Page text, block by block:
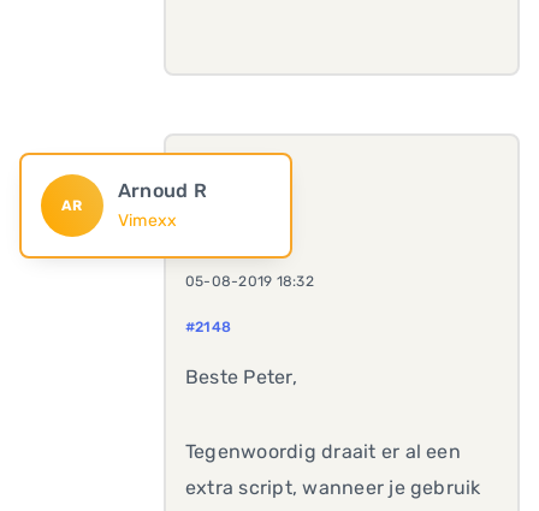
AR
Arnoud R
Vimexx
05-08-2019 18:32
#2148
Beste Peter,
Tegenwoordig draait er al een
extra script, wanneer je gebruik